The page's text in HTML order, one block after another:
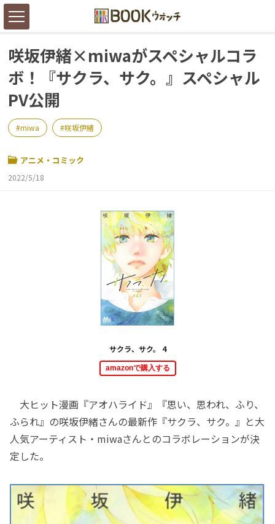
咲坂伊緒×miwaがスペシャルコラ
ボ！『サクラ、サク。』スペシャル
PV公開
miwa 咲坂伊緒
アニメ・コミック
2022/5/18
サクラ、サク。 4
amazonで購入する
大ヒット漫画『アオハライド』『思い、思われ、ふり、
ふられ』の咲坂伊緒さんの最新作『サクラ、サク。』と大
人気アーティスト・miwaさんとのコラボレーションが決
定した。